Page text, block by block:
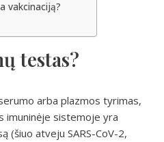
vakcinaciją?
testas?
arba plazmos tyrimas,
imuninėje sistemoje yra
(šiuo atveju SARS-CoV-2,